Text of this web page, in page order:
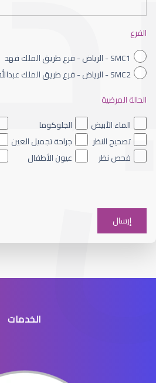
تخصص فني بصريات
تخصص دكتور بصريات
الفرع
SMC1 - الرياض - فرع طريق الملك فهد
SMC2 - الرياض - فرع طريق الملك عبدالله
الحالة المرضية
الماء الأبيض
الجلوكوما
تصحيح النظر
جراحة تجميل العين
فحص نظر
عيون الأطفال
الخدمات